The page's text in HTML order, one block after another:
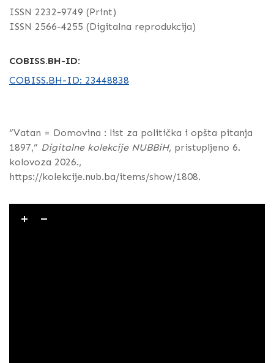
ISSN 2232-9749 (Print)
ISSN 2566-4255 (Digitalna reprodukcija)
COBISS.BH-ID:
COBISS.BH-ID: 23448838
“Vatan = Domovina : list za politička i opšta pitanja
1897,” Digitalne kolekcije NUBBiH, pristupljeno 6.
kolovoza 2026.,
https://kolekcije.nub.ba/items/show/1808.